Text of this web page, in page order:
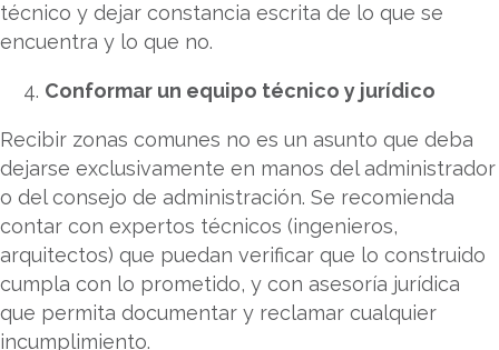
técnico y dejar constancia escrita de lo que se
encuentra y lo que no.
Conformar un equipo técnico y jurídico
Recibir zonas comunes no es un asunto que deba
dejarse exclusivamente en manos del administrador
o del consejo de administración. Se recomienda
contar con expertos técnicos (ingenieros,
arquitectos) que puedan verificar que lo construido
cumpla con lo prometido, y con asesoría jurídica
que permita documentar y reclamar cualquier
incumplimiento.